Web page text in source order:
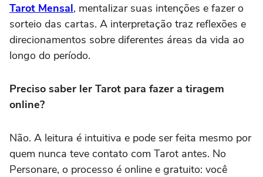
Tarot Mensal, mentalizar suas intenções e fazer o
sorteio das cartas. A interpretação traz reflexões e
direcionamentos sobre diferentes áreas da vida ao
longo do período.
Preciso saber ler Tarot para fazer a tiragem
online?
Não. A leitura é intuitiva e pode ser feita mesmo por
quem nunca teve contato com Tarot antes. No
Personare, o processo é online e gratuito: você